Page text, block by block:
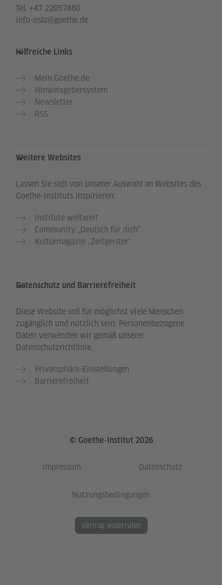
Tel. +47 22057880
info-oslo@goethe.de
Hilfreiche Links
Mein Goethe.de
Hinweisgebersystem
Newsletter
RSS
Weitere Websites
Lassen Sie sich von unserer Auswahl an Websites des
Goethe-Instituts inspirieren:
Institute weltweit
Community „Deutsch für dich“
Kulturmagazin „Zeitgeister"
Datenschutz und Barrierefreiheit
Diese Website soll für möglichst viele Menschen
zugänglich und nützlich sein. Personenbezogene
Daten verwenden wir gemäß unserer
Datenschutzrichtlinie.
Privatsphäre-Einstellungen
Barrierefreiheit
© Goethe-Institut 2026
Impressum Datenschutz
Nutzungsbedingungen
Vertrag widerrufen